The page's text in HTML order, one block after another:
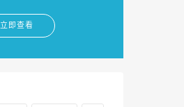
立即查看